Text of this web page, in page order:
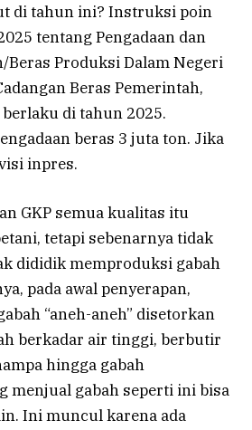
di tahun ini? Instruksi poin
tentang Pengadaan dan
Beras Produksi Dalam Negeri
Beras Pemerintah,
di tahun 2025.
beras 3 juta ton. Jika
inpres.
GKP semua kualitas itu
tetapi sebenarnya tidak
dididik memproduksi gabah
pada awal penyerapan,
“aneh-aneh” disetorkan
berkadar air tinggi, berbutir
hingga gabah
menjual gabah seperti ini bisa
Ini muncul karena ada